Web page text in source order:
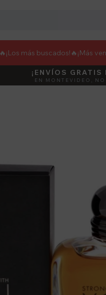
🔥¡Los más buscados!🔥 ¡Más
¡ENVÍOS
EN MONTEVIDEO,